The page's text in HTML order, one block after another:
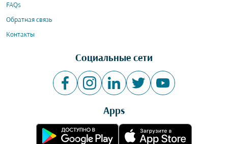
FAQs
Обратная связь
Контакты
Социальные сети
Apps